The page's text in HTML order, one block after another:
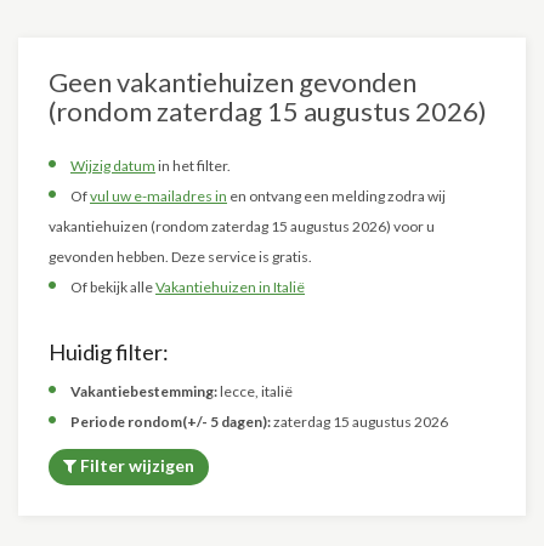
Geen vakantiehuizen gevonden
(rondom zaterdag 15 augustus 2026)
Wijzig datum in het filter.
Ofvul uw e-mailadres in en ontvang een melding zodra wij
vakantiehuizen (rondom zaterdag 15 augustus 2026) voor u
gevonden hebben. Deze service is gratis.
Of bekijk alleVakantiehuizen in Italië
Huidig filter:
Vakantiebestemming:lecce, italië
Periode rondom(+/- 5 dagen):zaterdag 15 augustus 2026
Filter wijzigen